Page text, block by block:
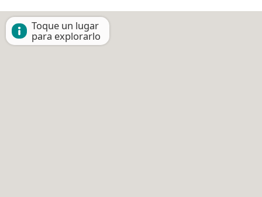
Toque un lugar
para explorarlo